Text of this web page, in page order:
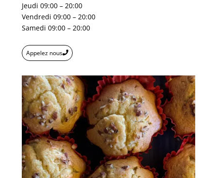
Jeudi 09:00 – 20:00
Vendredi 09:00 – 20:00
Samedi 09:00 – 20:00
Appelez nous